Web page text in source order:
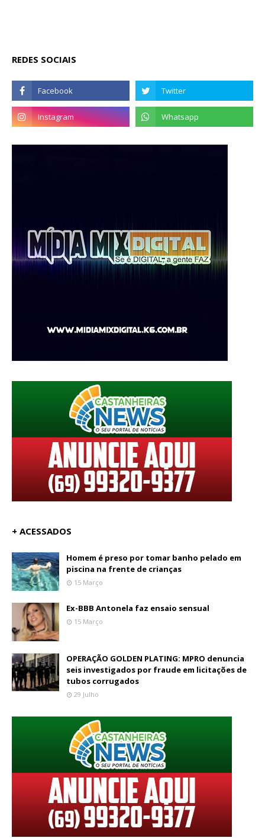
REDES SOCIAIS
+ ACESSADOS
Homem é preso por tomar banho pelado em
piscina na frente de crianças
15 Março
Ex-BBB Antonela faz ensaio sensual
15 Março
OPERAÇÃO GOLDEN PLATING: MPRO denuncia
seis investigados por fraude em licitações de
tubos corrugados
29 Julho